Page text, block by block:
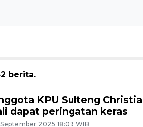
berita.
KPU Sulteng
dapat peringatan keras
2025 18:09 WIB